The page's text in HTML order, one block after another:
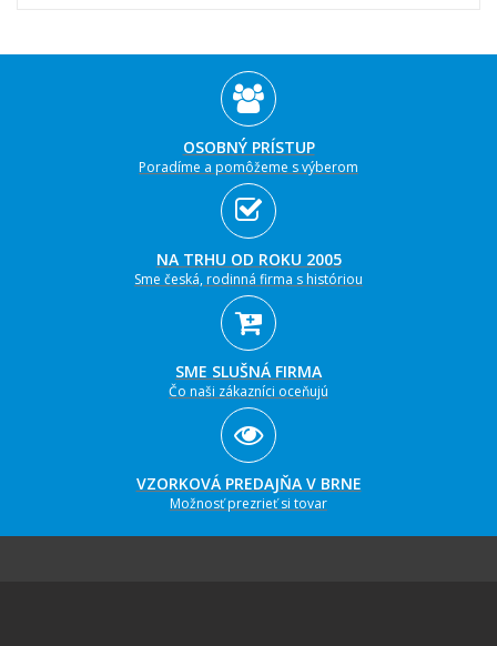
OSOBNÝ PRÍSTUP
Poradíme a pomôžeme s výberom
NA TRHU OD ROKU 2005
Sme česká, rodinná firma s históriou
SME SLUŠNÁ FIRMA
Čo naši zákazníci oceňujú
VZORKOVÁ PREDAJŇA V BRNE
Možnosť prezrieť si tovar